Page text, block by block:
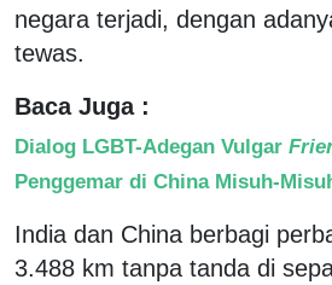
negara terjadi, dengan
tewas.
Baca Juga :
Dialog LGBT-Adegan Vulgar
Penggemar di China Misuh-
India dan China berbagi
3.488 km tanpa tanda di